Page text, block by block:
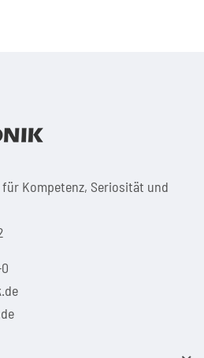
Kom­pe­tenz, Seri­osi­tät und